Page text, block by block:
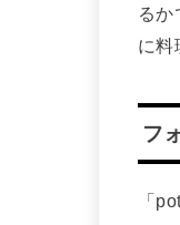
る
に料
フ
「